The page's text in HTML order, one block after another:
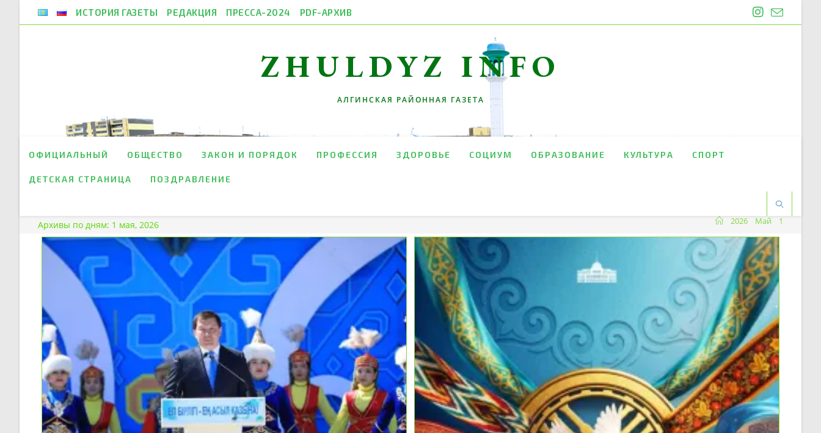
ИСТОРИЯ ГАЗЕТЫ РЕДАКЦИЯ ПРЕССА-2024 PDF-АРХИВ
ZHULDYZ INFO
АЛГИНСКАЯ РАЙОННАЯ ГАЗЕТА
ОФИЦИАЛЬНЫЙ ОБЩЕСТВО ЗАКОН И ПОРЯДОК ПРОФЕССИЯ ЗДОРОВЬЕ СОЦИУМ ОБРАЗОВАНИЕ КУЛЬТУРА СПОРТ
ДЕТСКАЯ СТРАНИЦА ПОЗДРАВЛЕНИЕ
Архивы по дням: 1 мая, 2026 2026 Май 1